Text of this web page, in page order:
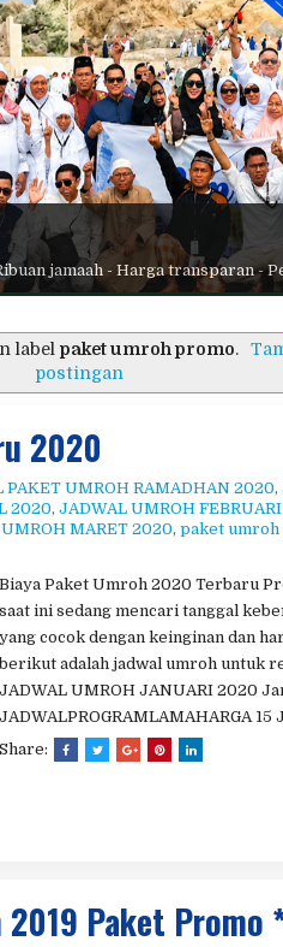
jamaah - Harga transparan -
labelpaket umroh promo.
postingan
2020
PAKET UMROH RAMADHAN 2020,
2020, JADWAL UMROH
MARET 2020, paket umroh
Biaya Paket Umroh 2020 Terbaru
saat ini sedang mencari tanggal
yang cocok dengan keinginan dan
berikut adalah jadwal umroh untuk
JADWAL UMROH JANUARI 2020
JADWALPROGRAMLAMAHARGA 15
Share:
Paket Promo